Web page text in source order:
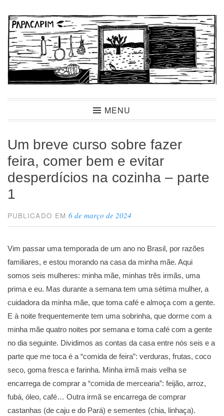
para
conteúdo
PapacapimMENU
Um breve curso sobre fazer
feira, comer bem e evitar
desperdícios na cozinha – parte
1
PUBLICADO EM6 de março de 2024
Vim passar uma temporada de um ano no Brasil, por razões
familiares, e estou morando na casa da minha mãe. Aqui
somos seis mulheres: minha mãe, minhas três irmãs, uma
prima e eu. Mas durante a semana tem uma sétima mulher, a
cuidadora da minha mãe, que toma café e almoça com a gente.
E à noite frequentemente tem uma sobrinha, que dorme com a
minha mãe quatro noites por semana e toma café com a gente
no dia seguinte. Dividimos as contas da casa entre nós seis e a
parte que me toca é a “comida de feira”: verduras, frutas, coco
seco, goma fresca e farinha. Minha irmã mais velha se
encarrega de comprar a “comida de mercearia”: feijão, arroz,
fubá, óleo, café… Outra irmã se encarrega de comprar
castanhas (de caju e do Pará) e sementes (chia, linhaça).